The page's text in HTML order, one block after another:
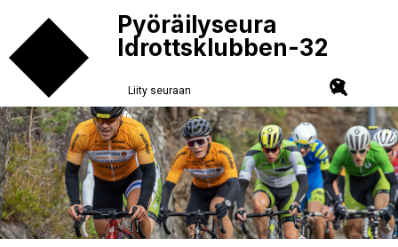
Pyöräilyseura
Idrottsklubben-32
Liity seuraan